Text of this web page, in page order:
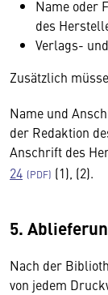
Name oder
des
Verlags-
Zusätzlich
Name und
der Redaktion
Anschrift des
24
(1), (2).
5.
Nach der
von jedem